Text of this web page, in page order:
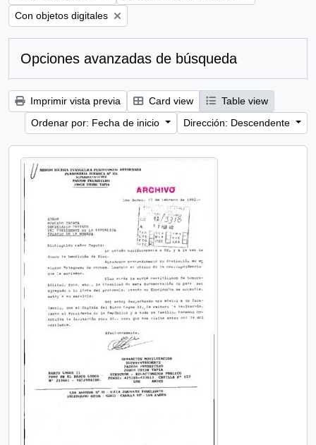
Remove filter:
Con objetos digitales
Opciones avanzadas de búsqueda
Imprimir vista previa Card view
Table view
Ordenar por: Fecha de inicio
Dirección: Descendente